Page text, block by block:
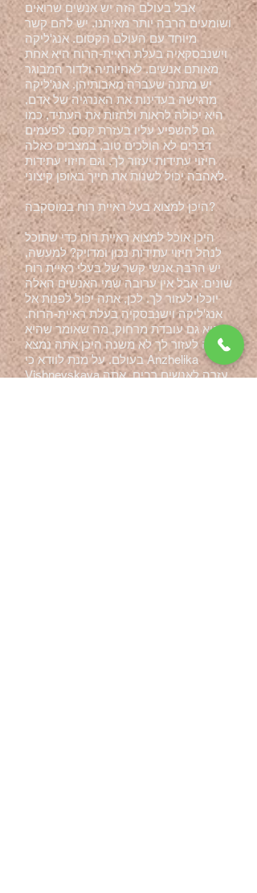
אבל בעולם הזה יש אנשים שרואים
ושומעים הרבה יותר מאיתנו. יש להם קשר
מיוחד עם העולם הקסום. אנג'ליקה
וישנבסקאיה בעלת ראיית-הרוח היא אחת
מאותם אנשים. לאחיותיה ולדור המבוגר
יש מתנה שעברה מאבותיהן. אנג'ליקה
מרגישה בעדינות את האנרגיה של אדם,
היא יכולה לראות ולחזות את העתיד, כמו
גם להשפיע עליו בעזרת קסם. לפעמים
דברים לא הולכים טוב, במצבים כאלה
חיזוי עתידות יעזור לך. וגם חיזוי עתידות
לאהבה יכול לשנות את חייך באופן קיצוני.
היכן למצוא בעל ראיית רוח במוסקבה?
היכן אוכל למצוא ראיית רוח כדי שתוכל
לנהל חיזוי עתידות נכון ומדויק? למעשה,
יש הרבה אנשי קשר של בעלי ראיית רוח
שונים. אבל אין ערובה שמי האנשים האלה
יוכלו לעזור לך. לכן, אתה יכול לפנות אל
אנג'ליקה וישנבסקיה בעלת ראיית-הרוח.
היא גם עובדת מרחוק, מה שאומר שהיא
יכולה לעזור לך לא משנה היכן אתה נמצא
בעולם. על מנת לוודא כי Anzhelika
Vishnevskaya עזרה לאנשים רבים, אתה